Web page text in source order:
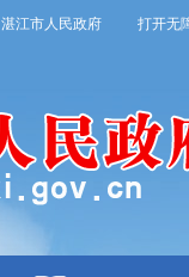
湛江市人民政府 打开无